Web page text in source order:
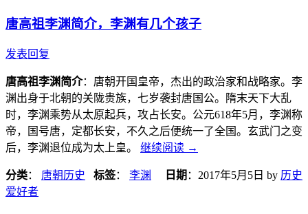
唐高祖李渊简介，李渊有几个孩子
发表回复
唐高祖李渊简介：唐朝开国皇帝，杰出的政治家和战略家。李
渊出身于北朝的关陇贵族，七岁袭封唐国公。隋末天下大乱
时，李渊乘势从太原起兵，攻占长安。公元618年5月，李渊称
帝，国号唐，定都长安，不久之后便统一了全国。玄武门之变
后，李渊退位成为太上皇。 继续阅读 →
分类： 唐朝历史 标签： 李渊 日期 ： 2017年5月5日 by 历史
爱好者